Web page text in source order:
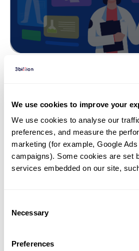
We use cookies to improve your
We use cookies to analyse our
preferences, and measure the
marketing (for example, Google
campaigns). Some cookies are set
services embedded on our site,
Selection
Necessary
Preferences
소아 연골무형성증: 원인
FGFR3와 최초의 표적
조고(Voxzogo) 완벽